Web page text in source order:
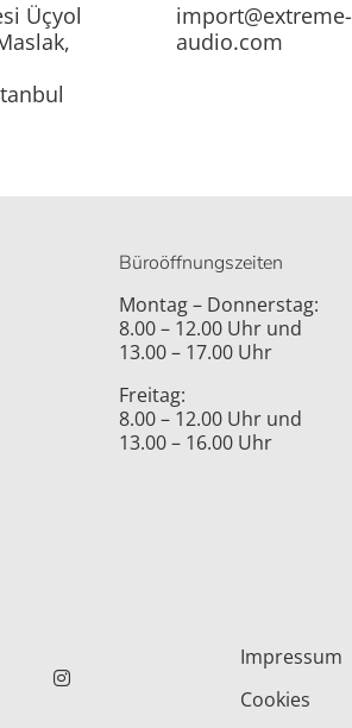
Üçyol
import@extreme-
audio.com
Büroöffnungszeiten
Montag – Donnerstag:
8.00 – 12.00 Uhr und
13.00 – 17.00 Uhr
Freitag:
8.00 – 12.00 Uhr und
13.00 – 16.00 Uhr
INSTAGRAM
Impressum
Cookies